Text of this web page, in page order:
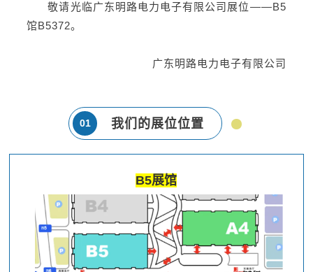
敬请光临广东明路电力电子有限公司展位——B5
馆B5372。
广东明路电力电子有限公司
01 我们的展位位置
B5展馆